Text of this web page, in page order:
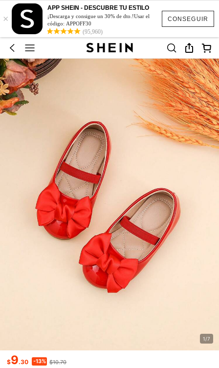
CONSEGUIR
×
APP SHEIN - DESCUBRE TU ESTILO
¡Descarga y consigue un 30% de dto.!Usar el
código: APPOFF30
(95,960)
1/7
$9.30 -13% $10.70